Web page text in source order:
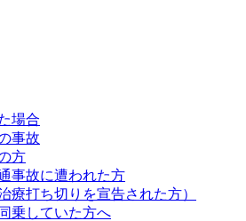
場合
事故
方
事故に遭われた方
療打ち切りを宣告された方）
乗していた方へ